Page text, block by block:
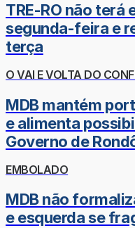
TRE-RO não terá
segunda-feira e
terça
O VAI E VOLTA DO
MDB mantém
e alimenta
Governo de
EMBOLADO
MDB não
e esquerda se